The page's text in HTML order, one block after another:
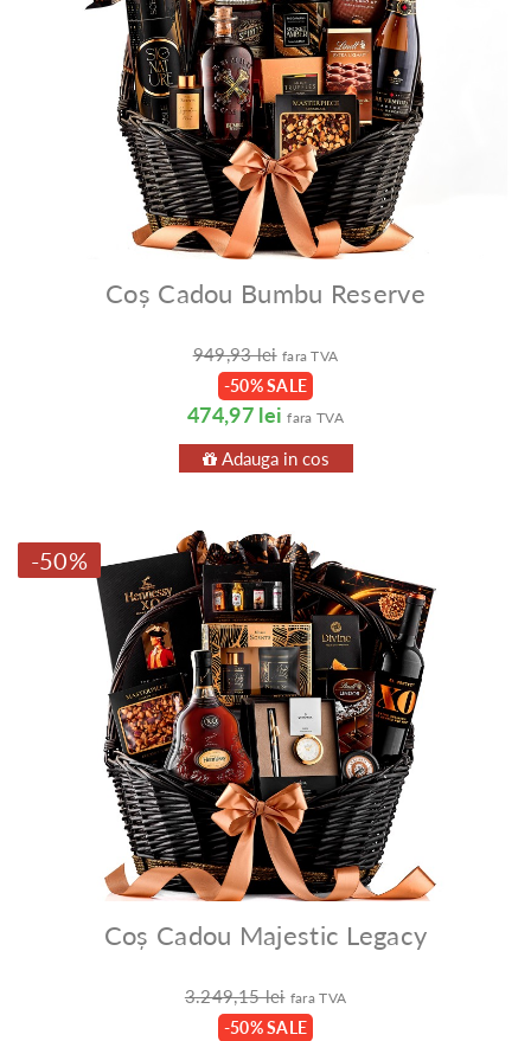
Coș Cadou Bumbu Reserve
949,93 lei fara TVA
-50% SALE
474,97 lei fara TVA
Adauga in cos
-50%
Coș Cadou Majestic Legacy
3.249,15 lei fara TVA
-50% SALE